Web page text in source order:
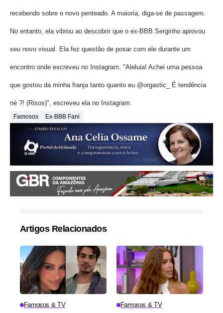
recebendo sobre o novo penteado. A maioria, diga-se de passagem.
No entanto, ela vibrou ao descobrir que o ex-BBB Serginho aprovou
seu novo visual. Ela fez questão de posar com ele durante um
encontro onde escreveu no Instagram. "Aleluia! Achei uma pessoa
que gostou da minha franja tanto quanto eu @orgastic_ É tendência
né ?! (Risos)", escreveu ela no Instagram.
Famosos Ex-BBB Fani
Artigos Relacionados
Famosos & TV Famosos & TV